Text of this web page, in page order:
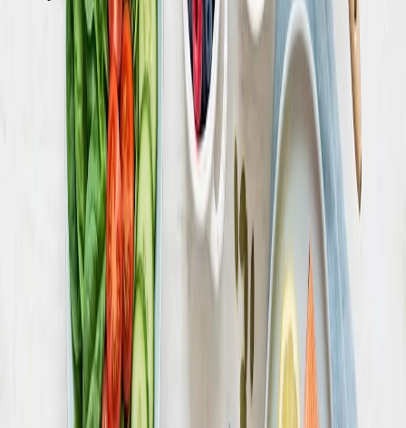
Именно поэтому жирная и сладкая еда так калорийна: при
небольшом объёме она содержит много энергии.
Понимание этих цифр помогает осознанно выбирать
продукты и не удивляться, почему скромная на вид
порция орехов или сыра «весит» так много в калориях.
Распределять питательные вещества внутри суточной
нормы тоже важно: достаточное количество белка
помогает сохранять мышцы и дольше оставаться сытым.
Как использовать норму для своей
Полученная цифра – отправная точка. Дальше всё зависит